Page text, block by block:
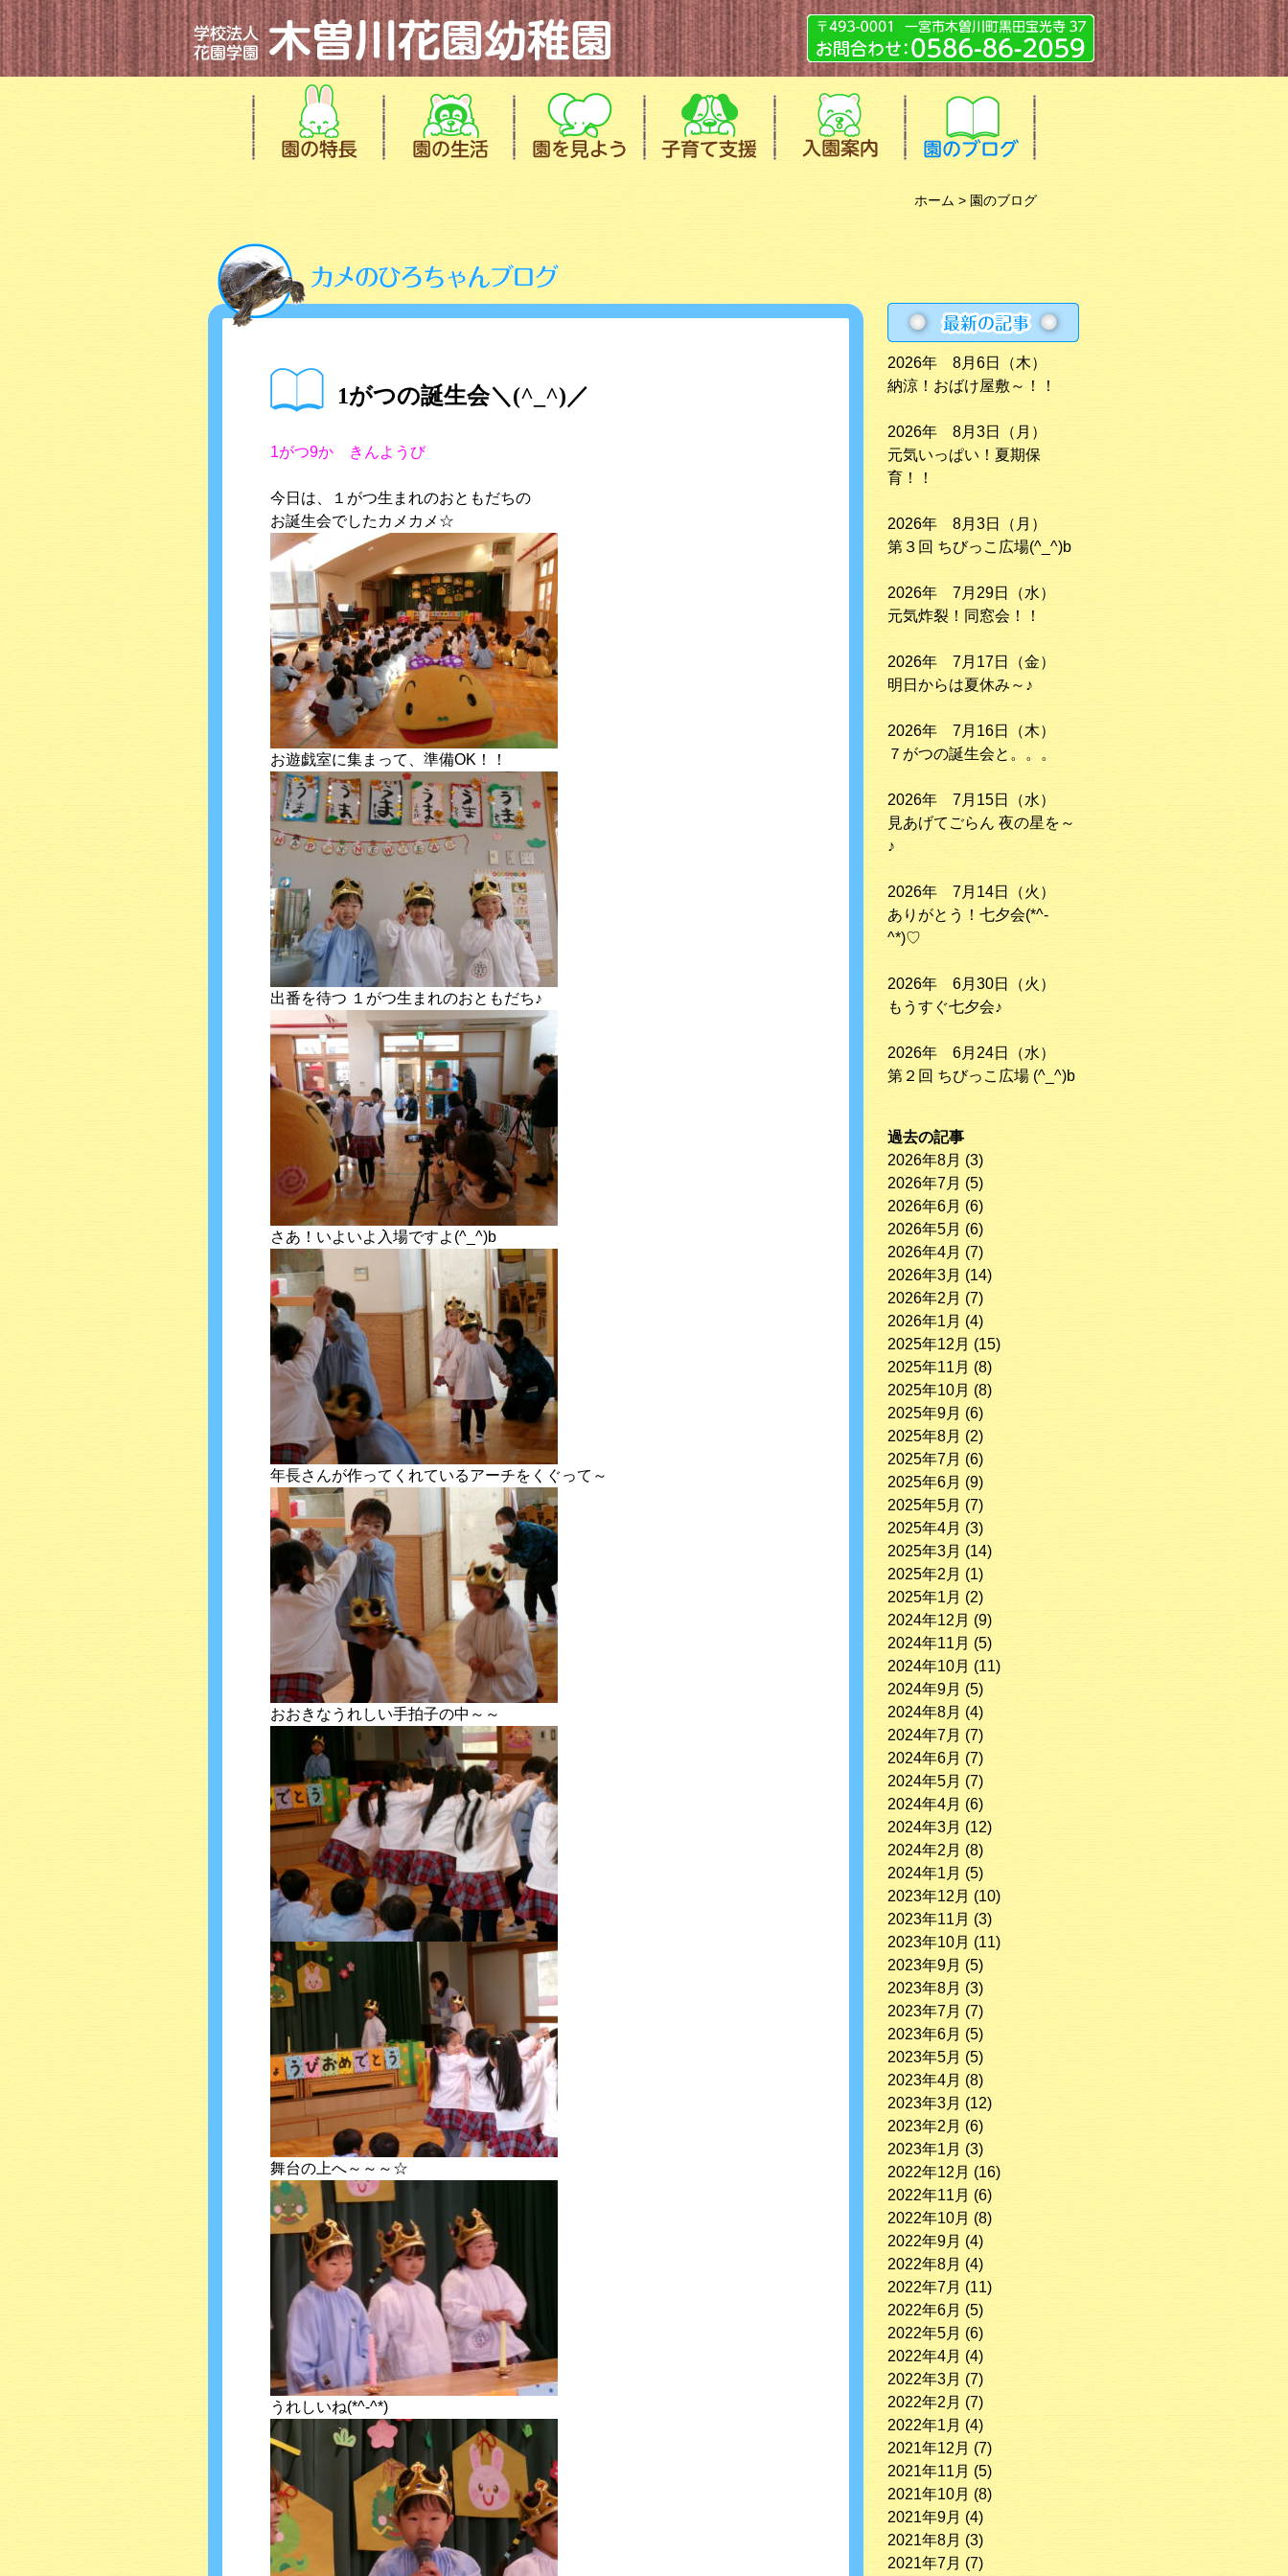
ホーム > 園のブログ
1がつの誕生会＼(^_^)／
1がつ9か きんようび
今日は、１がつ生まれのおともだちの
お誕生会でしたカメカメ☆
お遊戯室に集まって、準備OK！！
出番を待つ １がつ生まれのおともだち♪
さあ！いよいよ入場ですよ(^_^)b
年長さんが作ってくれているアーチをくぐって～
おおきなうれしい手拍子の中～～
舞台の上へ～～～☆
うれしいね(*^-^*)
2026年 8月6日（木）
納涼！おばけ屋敷～！！
2026年 8月3日（月）
元気いっぱい！夏期保
育！！
2026年 8月3日（月）
第３回 ちびっこ広場(^_^)b
2026年 7月29日（水）
元気炸裂！同窓会！！
2026年 7月17日（金）
明日からは夏休み～♪
2026年 7月16日（木）
７がつの誕生会と。。。
2026年 7月15日（水）
見あげてごらん 夜の星を～
♪
2026年 7月14日（火）
ありがとう！七夕会(*^-
^*)♡
2026年 6月30日（火）
もうすぐ七夕会♪
2026年 6月24日（水）
第２回 ちびっこ広場 (^_^)b
過去の記事
2026年8月 (3)
2026年7月 (5)
2026年6月 (6)
2026年5月 (6)
2026年4月 (7)
2026年3月 (14)
2026年2月 (7)
2026年1月 (4)
2025年12月 (15)
2025年11月 (8)
2025年10月 (8)
2025年9月 (6)
2025年8月 (2)
2025年7月 (6)
2025年6月 (9)
2025年5月 (7)
2025年4月 (3)
2025年3月 (14)
2025年2月 (1)
2025年1月 (2)
2024年12月 (9)
2024年11月 (5)
2024年10月 (11)
2024年9月 (5)
2024年8月 (4)
2024年7月 (7)
2024年6月 (7)
2024年5月 (7)
2024年4月 (6)
2024年3月 (12)
2024年2月 (8)
2024年1月 (5)
2023年12月 (10)
2023年11月 (3)
2023年10月 (11)
2023年9月 (5)
2023年8月 (3)
2023年7月 (7)
2023年6月 (5)
2023年5月 (5)
2023年4月 (8)
2023年3月 (12)
2023年2月 (6)
2023年1月 (3)
2022年12月 (16)
2022年11月 (6)
2022年10月 (8)
2022年9月 (4)
2022年8月 (4)
2022年7月 (11)
2022年6月 (5)
2022年5月 (6)
2022年4月 (4)
2022年3月 (7)
2022年2月 (7)
2022年1月 (4)
2021年12月 (7)
2021年11月 (5)
2021年10月 (8)
2021年9月 (4)
2021年8月 (3)
2021年7月 (7)